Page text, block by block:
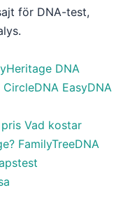
för DNA-test,
DNA
CircleDNA EasyDNA
Vad kostar
FamilyTreeDNA